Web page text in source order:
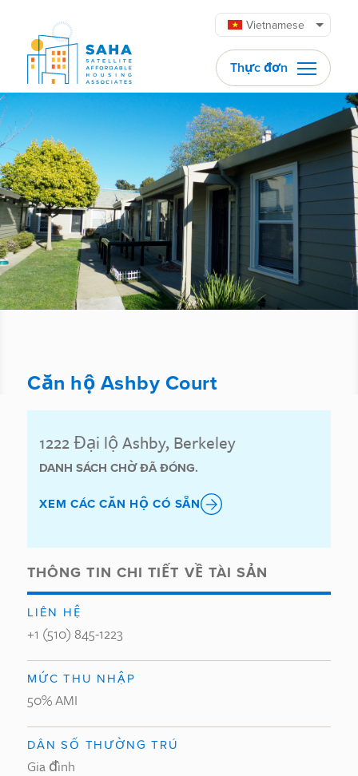
Vietnamese
Thực đơn
Căn hộ Ashby Court
1222 Đại lộ Ashby, Berkeley
DANH SÁCH CHỜ ĐÃ ĐÓNG.
XEM CÁC CĂN HỘ CÓ SẴN
THÔNG TIN CHI TIẾT VỀ TÀI SẢN
LIÊN HỆ
+1 (510) 845-1223
MỨC THU NHẬP
50% AMI
DÂN SỐ THƯỜNG TRÚ
Gia đình